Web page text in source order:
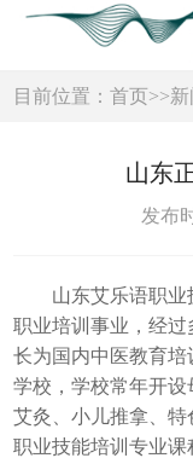
目前位置：首页>>
山东
发布
山东艾乐语职业
职业培训事业，经
长为国内中医教育培
学校，学校常年开
艾灸、小儿推拿、
职业技能培训专业